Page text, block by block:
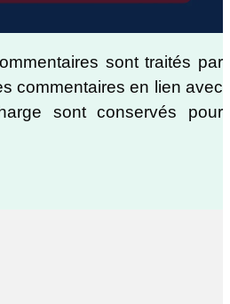
sont traités par
commentaires en lien avec
sont conservés pour